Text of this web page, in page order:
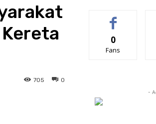
0
705
0
Fans
-